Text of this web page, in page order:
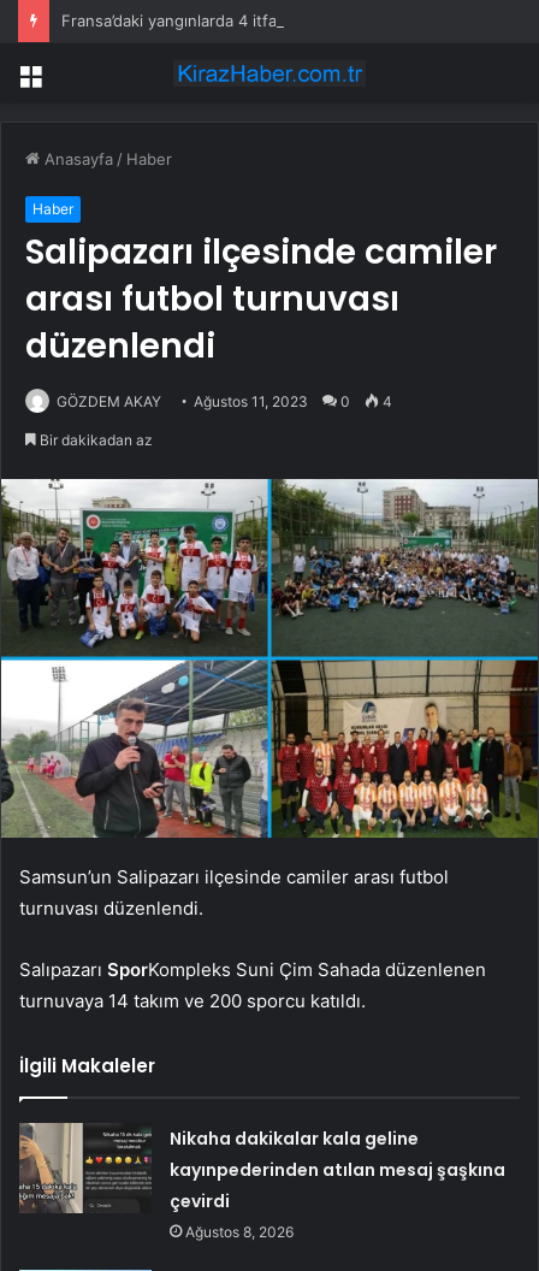
Fransa’daki yangınlarda 4 itfaiye eri hayatını kaybetti
Menü
Anasayfa / Haber
Haber
Salipazarı ilçesinde camiler
arası futbol turnuvası
düzenlendi
GÖZDEM AKAY Ağustos 11, 2023 0 4
Bir dakikadan az
Samsun’un Salipazarı ilçesinde camiler arası futbol
turnuvası düzenlendi.
Salıpazarı SporKompleks Suni Çim Sahada düzenlenen
turnuvaya 14 takım ve 200 sporcu katıldı.
İlgili Makaleler
Nikaha dakikalar kala geline
kayınpederinden atılan mesaj şaşkına
çevirdi
Ağustos 8, 2026